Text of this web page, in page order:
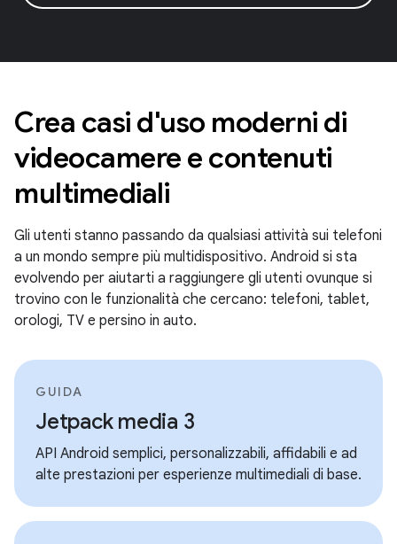
Crea casi d'uso moderni di
videocamere e contenuti
multimediali
Gli utenti stanno passando da qualsiasi attività sui telefoni
a un mondo sempre più multidispositivo. Android si sta
evolvendo per aiutarti a raggiungere gli utenti ovunque si
trovino con le funzionalità che cercano: telefoni, tablet,
orologi, TV e persino in auto.
GUIDA
Jetpack media 3
API Android semplici, personalizzabili, affidabili e ad
alte prestazioni per esperienze multimediali di base.